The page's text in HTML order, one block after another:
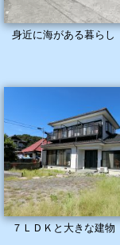
身近に海がある暮らし
７ＬＤＫと大きな建物